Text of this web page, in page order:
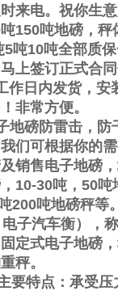
来电。祝你生意
吨150吨地磅，秤
5吨10吨全部质
上签订正式合
作日内发货，安
非常方便。
地磅防雷击，防
们可根据你的
销售电子地磅
10-30吨， 50吨
200吨地磅秤等。
子汽车衡），
定式电子地磅
秤。
要特点：承受压